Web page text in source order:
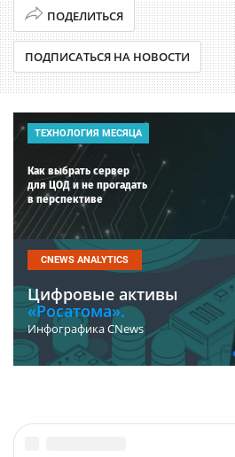
ПОДЕЛИТЬСЯ
ПОДПИСАТЬСЯ НА НОВОСТИ
ТЕХНОЛОГИЯ МЕСЯЦА
Как выбрать сервер
для ЦОД и не прогадать
в перспективе
CNEWS ANALYTICS
Цифровые активы
«Росатома».
Инфографика CNews